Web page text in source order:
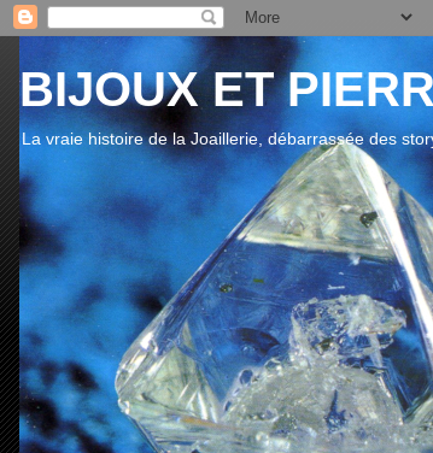
BIJOUX ET
La vraie histoire de la Joaillerie, débarrassée des